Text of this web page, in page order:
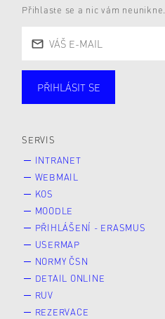
Přihlaste se a nic vám neunikne.
PŘIHLÁSIT SE
SERVIS
INTRANET
WEBMAIL
KOS
MOODLE
PŘIHLÁŠENÍ - ERASMUS
USERMAP
NORMY ČSN
DETAIL ONLINE
RUV
REZERVACE